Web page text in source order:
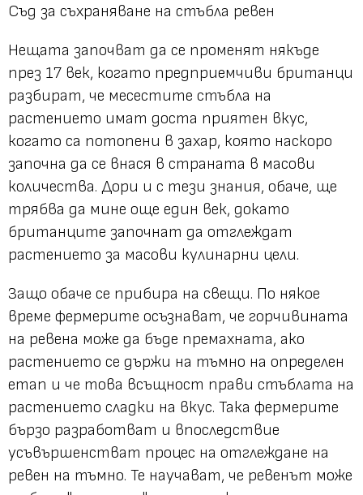
Съд за съхраняване на стъбла ревен
Нещата започват да се променят някъде
през 17 век, когато предприемчиви британци
разбират, че месестите стъбла на
растението имат доста приятен вкус,
когато са потопени в захар, която наскоро
започна да се внася в страната в масови
количества. Дори и с тези знания, обаче, ще
трябва да мине още един век, докато
британците започнат да отглеждат
растението за масови кулинарни цели.
Защо обаче се прибира на свещи. По някое
време фермерите осъзнават, че горчивината
на ревена може да бъде премахната, ако
растението се държи на тъмно на определен
етап и че това всъщност прави стъблата на
растението сладки на вкус. Така фермерите
бързо разработват и впоследствие
усъвършенстват процес на отглеждане на
ревен на тъмно. Те научават, че ревенът може